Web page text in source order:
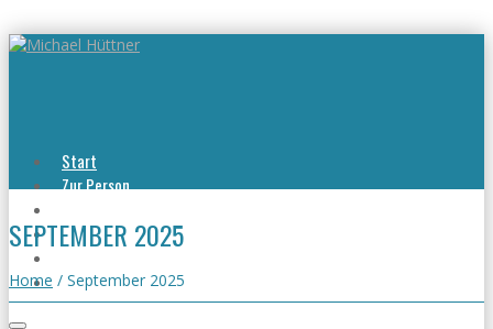
Start
Zur Person
Viel erreicht
Kontakt
SEPTEMBER 2025
Home / September 2025